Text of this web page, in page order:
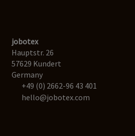
jobotex
Hauptstr. 26
57629 Kundert
Germany
+49 (0) 2662-96 43 401
hello@jobotex.com